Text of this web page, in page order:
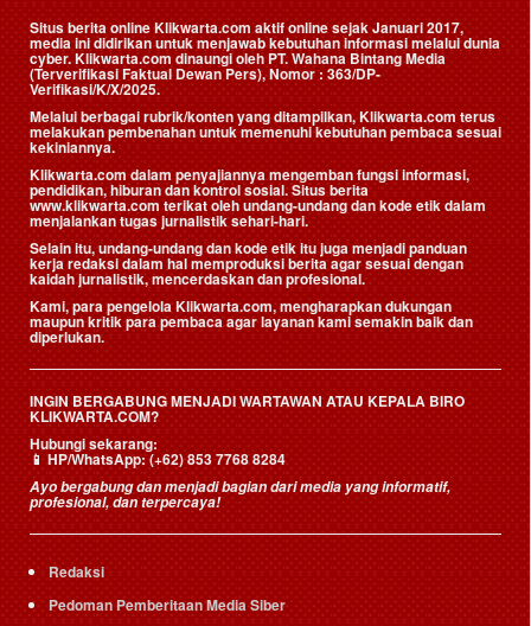
Situs berita online Klikwarta.com aktif online sejak Januari 2017,
media ini didirikan untuk menjawab kebutuhan informasi melalui dunia
cyber. Klikwarta.com dinaungi oleh PT. Wahana Bintang Media
(Terverifikasi Faktual Dewan Pers), Nomor : 363/DP-
Verifikasi/K/X/2025.
Melalui berbagai rubrik/konten yang ditampilkan, Klikwarta.com terus
melakukan pembenahan untuk memenuhi kebutuhan pembaca sesuai
kekiniannya.
Klikwarta.com dalam penyajiannya mengemban fungsi informasi,
pendidikan, hiburan dan kontrol sosial. Situs berita
www.klikwarta.com terikat oleh undang-undang dan kode etik dalam
menjalankan tugas jurnalistik sehari-hari.
Selain itu, undang-undang dan kode etik itu juga menjadi panduan
kerja redaksi dalam hal memproduksi berita agar sesuai dengan
kaidah jurnalistik, mencerdaskan dan profesional.
Kami, para pengelola Klikwarta.com, mengharapkan dukungan
maupun kritik para pembaca agar layanan kami semakin baik dan
diperlukan.
INGIN BERGABUNG MENJADI WARTAWAN ATAU KEPALA BIRO
KLIKWARTA.COM?
Hubungi sekarang:
📱HP/WhatsApp:(+62) 853 7768 8284
Ayo bergabung dan menjadi bagian dari media yang informatif,
profesional, dan terpercaya!
Redaksi
Pedoman Pemberitaan Media Siber